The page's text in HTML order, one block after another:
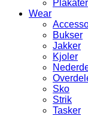
Plakater
Wear
Bukser
Jakker
Kjoler
Sko
Strik
Tasker